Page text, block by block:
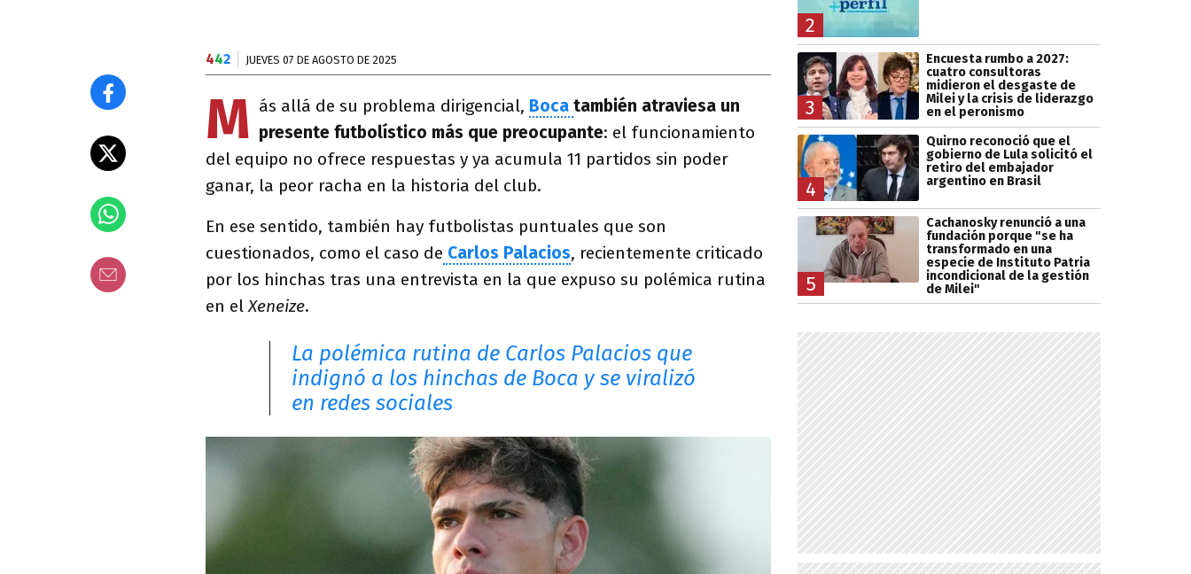
442 JUEVES 07 DE AGOSTO DE 2025
M ás allá de su problema dirigencial, Boca también atraviesa un
presente futbolístico más que preocupante: el funcionamiento
del equipo no ofrece respuestas y ya acumula 11 partidos sin poder
ganar, la peor racha en la historia del club.
En ese sentido, también hay futbolistas puntuales que son
cuestionados, como el caso de Carlos Palacios, recientemente criticado
por los hinchas tras una entrevista en la que expuso su polémica rutina
en elXeneize.
La polémica rutina de Carlos Palacios que
indignó a los hinchas de Boca y se viralizó
en redes sociales
2
3
Encuesta rumbo a 2027:
cuatro consultoras
midieron el desgaste de
Milei y la crisis de liderazgo
en el peronismo
4
Quirno reconoció que el
gobierno de Lula solicitó el
retiro del embajador
argentino en Brasil
5
Cachanosky renunció a una
fundación porque "se ha
transformado en una
especie de Instituto Patria
incondicional de la gestión
de Milei"